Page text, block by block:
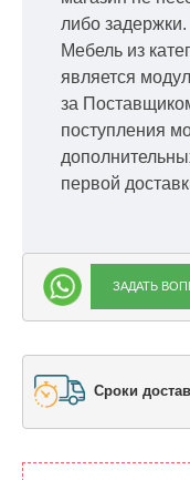
либо задержки.
Мебель из
является
за
поступления
первой
ЗАДАТЬ
Сроки